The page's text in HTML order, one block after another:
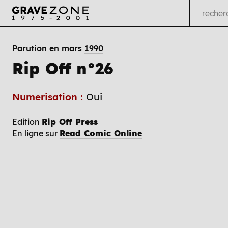
Parution en mars 1990
Rip Off n°26
Numerisation : Oui
Edition Rip Off Press
En ligne sur Read Comic Online